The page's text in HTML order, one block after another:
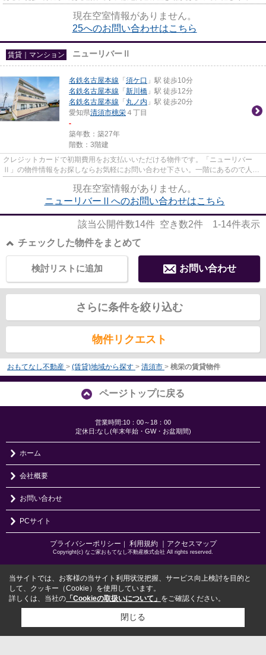
現在空室情報がありません。
25へのお問い合わせはこちら
賃貸｜マンション ニューリバーⅡ
名鉄名古屋本線 「 須ケ口 」駅 徒歩10分
名鉄名古屋本線 「 新川橋 」駅 徒歩12分
名鉄名古屋本線 「 丸ノ内 」駅 徒歩20分
愛知県清須市桃栄 ４丁目
-
築年数：築27年
階数：3階建
クレジットカードで初期費用をお支払いいただける物件です。「ニューリバー
Ⅱ」の物件情報をお探しならお気軽にお問い合わせ下さい。一階にあるので人の
現在空室情報がありません。
ニューリバーⅡへのお問い合わせはこちら
該当公開件数14件 空き数2件 1-14件表示
チェックした物件をまとめて
お問い合わせ
検討リストに追加
さらに条件を絞り込む
物件リクエスト
おもてなし不動産 > (賃貸)地域から探す > 清須市 > 桃栄の賃貸物件
ページトップに戻る
営業時間:10：00～18：00
定休日:なし(年末年始・GW・お盆期間)
ホーム
会社概要
お問い合わせ
PCサイト
プライバシーポリシー ｜ 利用規約 ｜アクセスマップ
Copyright(c) なご家おもてなし不動産株式会社 All rights reserved.
当サイトでは、お客様の当サイト利用状況把握、サービス向上検討を目的と
して、クッキー（Cookie）を使用しています。
詳しくは、当社の 「Cookieの取扱いについて」 をご確認ください。
閉じる